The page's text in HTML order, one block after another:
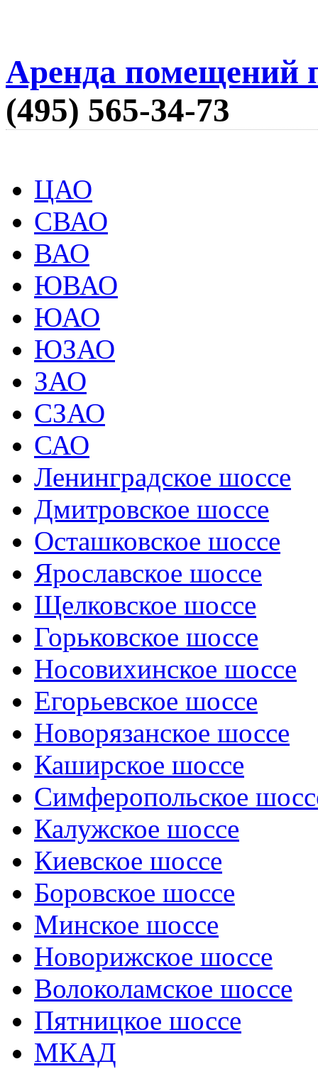
Аренда помещений
(495) 565-34-73
ЦАО
СВАО
ВАО
ЮВАО
ЮАО
ЮЗАО
ЗАО
СЗАО
САО
Ленинградское шоссе
Дмитровское шоссе
Осташковское шоссе
Ярославское шоссе
Щелковское шоссе
Горьковское шоссе
Носовихинское шоссе
Егорьевское шоссе
Новорязанское шоссе
Каширское шоссе
Симферопольское
Калужское шоссе
Киевское шоссе
Боровское шоссе
Минское шоссе
Новорижское шоссе
Волоколамское шоссе
Пятницкое шоссе
МКАД